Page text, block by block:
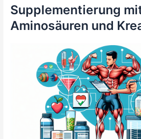
Supplementierung
Aminosäuren und